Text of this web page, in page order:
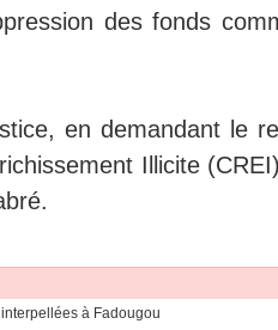
des fonds
en demandant le
Illicite
à Fadougou